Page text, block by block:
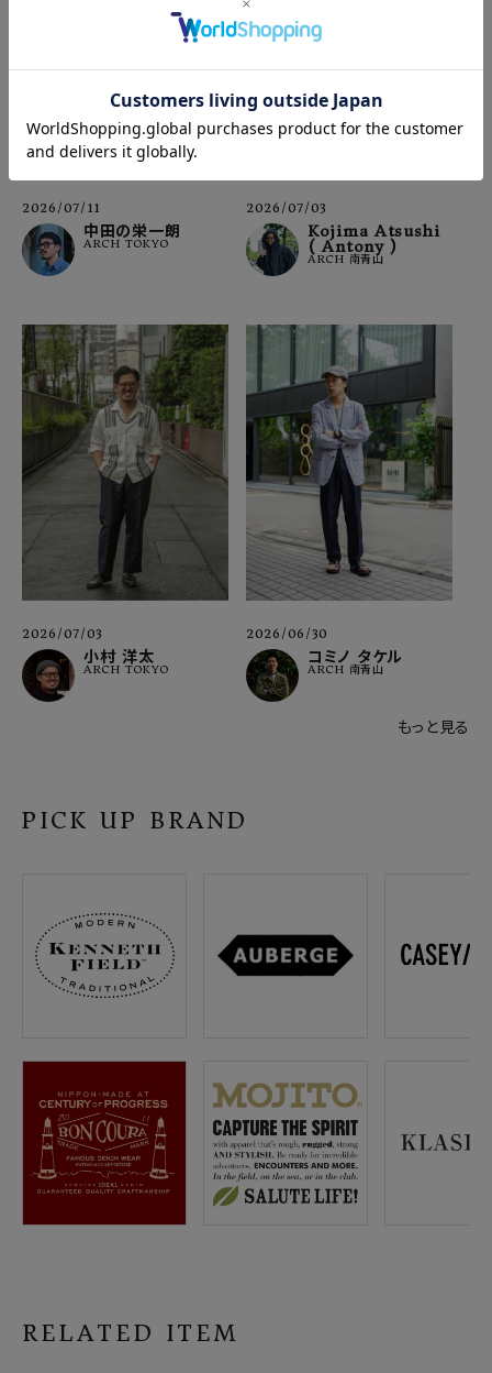
2026/07/11
中田の栄一朗
ARCH TOKYO
2026/07/03
Kojima Atsushi
( Antony )
ARCH 南青山
2026/07/03
小村 洋太
ARCH TOKYO
2026/06/30
コミノ タケル
ARCH 南青山
もっと見る
PICK UP BRAND
RELATED ITEM